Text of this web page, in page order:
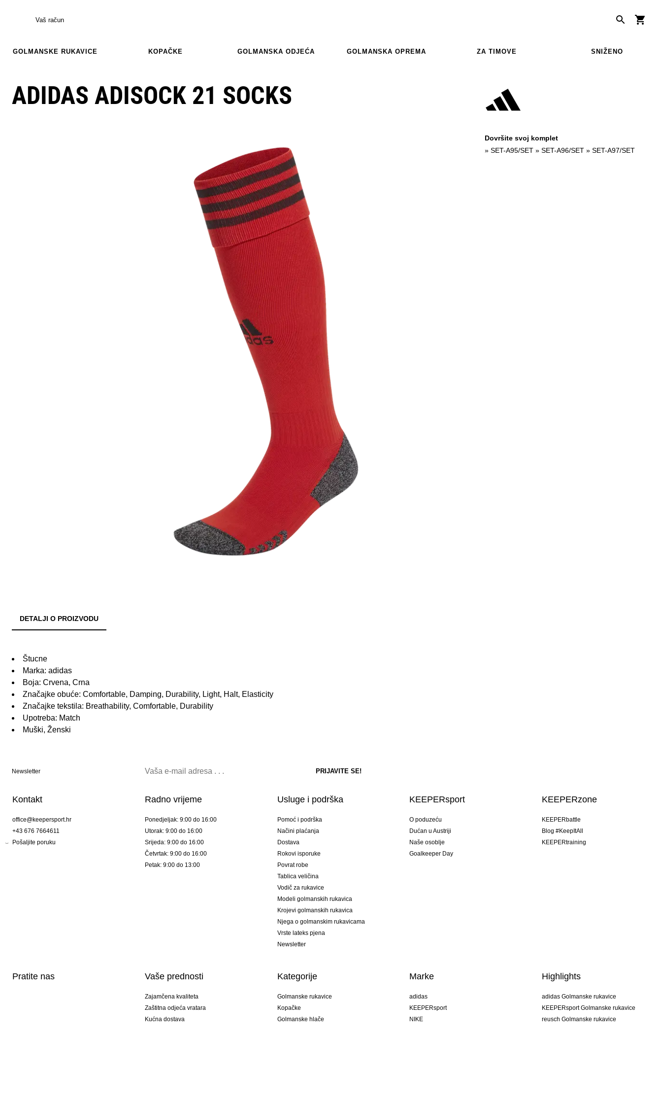
Vaš račun
GOLMANSKE RUKAVICE KOPAČKE GOLMANSKA ODJEĆA GOLMANSKA OPREMA ZA TIMOVE SNIŽENO
ADIDAS ADISOCK 21 SOCKS
Dovršite svoj komplet
» SET-A95/SET » SET-A96/SET » SET-A97/SET
DETALJI O PROIZVODU
Štucne
Marka: adidas
Boja: Crvena, Crna
Značajke obuće: Comfortable, Damping, Durability, Light, Halt, Elasticity
Značajke tekstila: Breathability, Comfortable, Durability
Upotreba: Match
Muški, Ženski
Newsletter
Kontakt
office@keepersport.hr
+43 676 7664611
Pošaljite poruku
Radno vrijeme
Ponedjeljak: 9:00 do 16:00
Utorak: 9:00 do 16:00
Srijeda: 9:00 do 16:00
Četvrtak: 9:00 do 16:00
Petak: 9:00 do 13:00
Usluge i podrška
Pomoć i podrška
Načini plaćanja
Dostava
Rokovi isporuke
Povrat robe
Tablica veličina
Vodič za rukavice
Modeli golmanskih rukavica
Krojevi golmanskih rukavica
Njega o golmanskim rukavicama
Vrste lateks pjena
Newsletter
KEEPERsport
O poduzeću
Dućan u Austriji
Naše osoblje
Goalkeeper Day
KEEPERzone
KEEPERbattle
Blog #KeepItAll
KEEPERtraining
Pratite nas Vaše prednosti
Zajamčena kvaliteta
Zaštitna odjeća vratara
Kućna dostava
Kategorije
Golmanske rukavice
Kopačke
Golmanske hlače
Marke
adidas
KEEPERsport
NIKE
Highlights
adidas Golmanske rukavice
KEEPERsport Golmanske rukavice
reusch Golmanske rukavice